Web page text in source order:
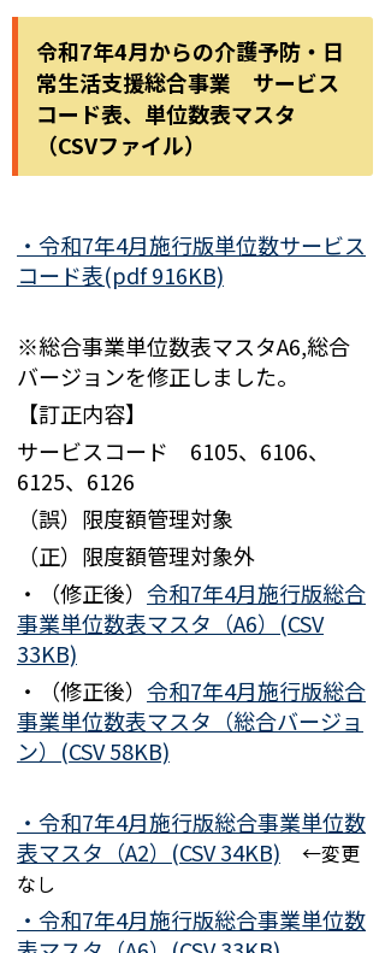
令和7年4月からの介護予防・日
常生活支援総合事業 サービス
コード表、単位数表マスタ
（CSVファイル）
・令和7年4月施行版単位数サービス
コード表(pdf 916KB)
※総合事業単位数表マスタA6,総合
バージョンを修正しました。
【訂正内容】
サービスコード 6105、6106、
6125、6126
（誤）限度額管理対象
（正）限度額管理対象外
・（修正後） 令和7年4月施行版総合
事業単位数表マスタ（A6）(CSV
33KB)
・（修正後） 令和7年4月施行版総合
事業単位数表マスタ（総合バージョ
ン）(CSV 58KB)
・令和7年4月施行版総合事業単位数
表マスタ（A2）(CSV 34KB)
←変更
なし
・令和7年4月施行版総合事業単位数